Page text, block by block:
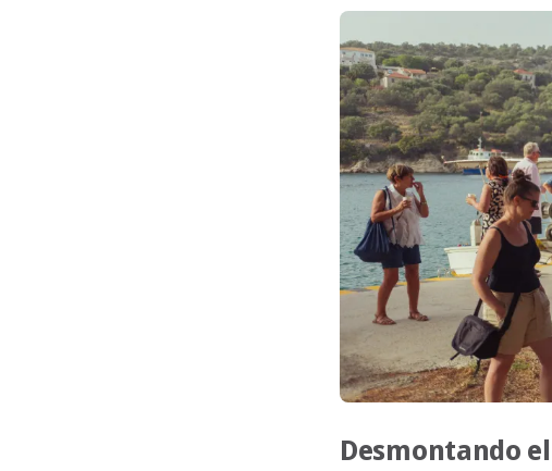
Desmontando